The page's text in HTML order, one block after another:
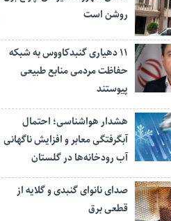
روشن است
۱۱ دهیاری گنبدکاووس به شبکه
حفاظت مردمی منابع طبیعی
پیوستند
هشدار هواشناسی؛ احتمال
آبگرفتگی معابر و افزایش ناگهانی
آب رودخانه‌ها در گلستان
صدای نانوای گنبدی و گلایه از
قطعی برق